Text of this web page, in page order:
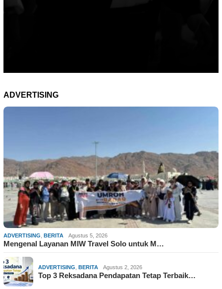
ADVERTISING
ADVERTISING, BERITA Agustus 5, 2026
Mengenal Layanan MIW Travel Solo untuk M…
ADVERTISING, BERITA Agustus 2, 2026
Top 3 Reksadana Pendapatan Tetap Terbaik…